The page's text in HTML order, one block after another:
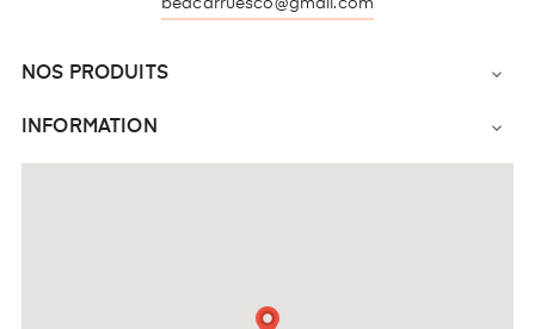
beacarruesco@gmail.com
NOS PRODUITS 
INFORMATION 